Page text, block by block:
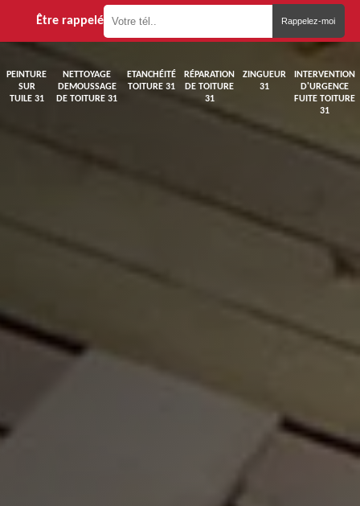
Être rappelé
PEINTURE
SUR
TUILE 31
NETTOYAGE
DEMOUSSAGE
DE TOITURE 31
ETANCHÉITÉ
TOITURE 31
RÉPARATION
DE TOITURE
31
ZINGUEUR
31
INTERVENTION
D'URGENCE
FUITE TOITURE
31